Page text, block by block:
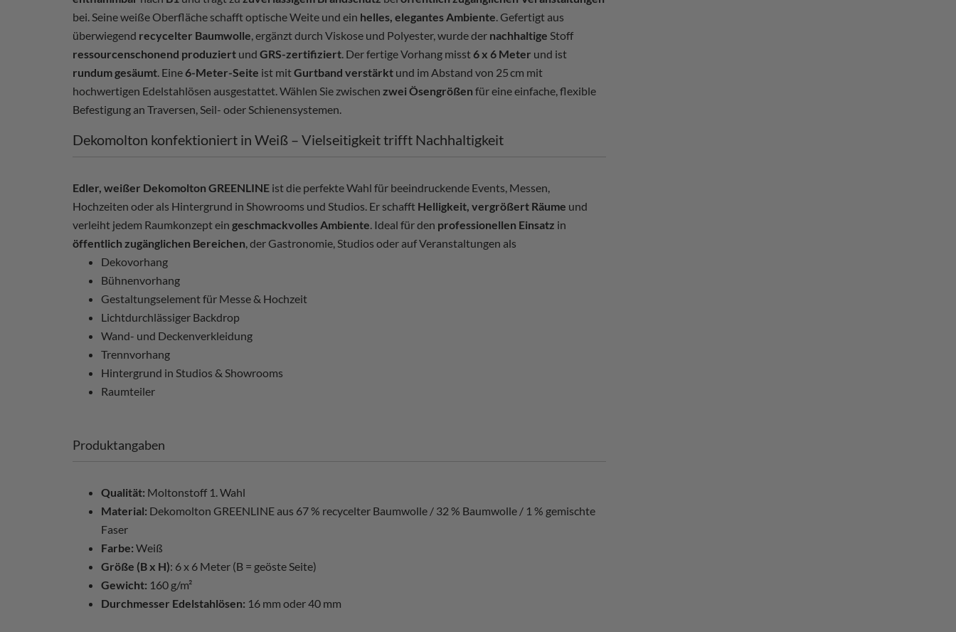
bei. Seine weiße Oberfläche schafft optische Weite und ein helles, elegantes Ambiente. Gefertigt aus
überwiegend recycelter Baumwolle, ergänzt durch Viskose und Polyester, wurde der nachhaltige Stoff
ressourcenschonend produziert und GRS-zertifiziert. Der fertige Vorhang misst6 x 6 Meter und ist
rundum gesäumt. Eine6-Meter-Seite ist mitGurtband verstärkt und im Abstand von 25 cm mit
hochwertigen Edelstahlösen ausgestattet. Wählen Sie zwischen zwei Ösengrößen für eine einfache, flexible
Befestigung an Traversen, Seil- oder Schienensystemen.
Dekomolton konfektioniert in Weiß – Vielseitigkeit trifft Nachhaltigkeit
Edler, weißer Dekomolton GREENLINE ist die perfekte Wahl für beeindruckende Events, Messen,
Hochzeiten oder als Hintergrund in Showrooms und Studios. Er schafft Helligkeit, vergrößert Räume und
verleiht jedem Raumkonzept ein geschmackvolles Ambiente. Ideal für den professionellen Einsatz in
öffentlich zugänglichen Bereichen, der Gastronomie, Studios oder auf Veranstaltungen als
Dekovorhang
Bühnenvorhang
Gestaltungselement für Messe & Hochzeit
Lichtdurchlässiger Backdrop
Wand- und Deckenverkleidung
Trennvorhang
Hintergrund in Studios & Showrooms
Raumteiler
Produktangaben
Qualität: Moltonstoff 1. Wahl
Material: Dekomolton GREENLINE aus 67 % recycelter Baumwolle / 32 % Baumwolle / 1 % gemischte
Faser
Farbe: Weiß
Größe (B x H): 6 x 6 Meter (B = geöste Seite)
Gewicht: 160 g/m²
Durchmesser Edelstahlösen: 16 mm oder 40 mm